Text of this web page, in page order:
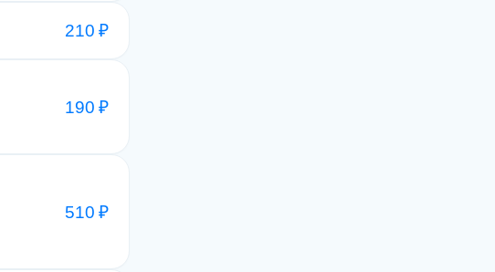
210 ₽
190 ₽
510 ₽